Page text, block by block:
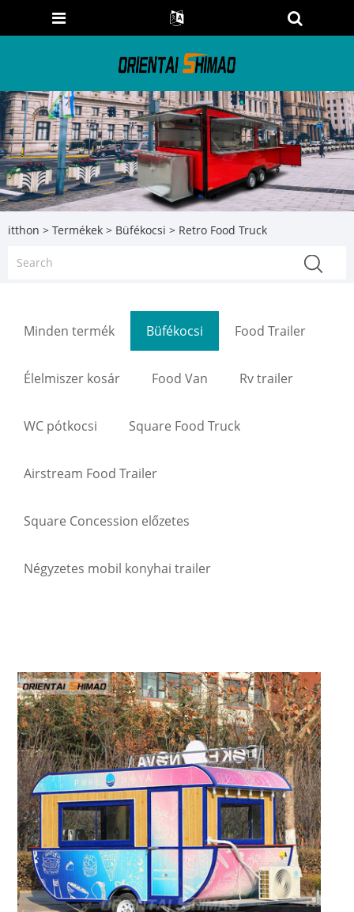
itthon > Termékek > Büfékocsi > Retro Food Truck
Minden termék Büfékocsi Food Trailer
Élelmiszer kosár Food Van Rv trailer
WC pótkocsi Square Food Truck
Airstream Food Trailer
Square Concession előzetes
Négyzetes mobil konyhai trailer